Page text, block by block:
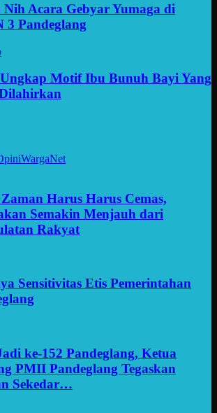
Nih Acara Gebyar Yumaga di
3 Pandeglang
Motif Ibu Bunuh Bayi Yang
WargaNet
Harus Harus Cemas,
Semakin Menjauh dari
Rakyat
Sensitivitas Etis Pemerintahan
ke-152 Pandeglang, Ketua
PMII Pandeglang Tegaskan
Sekedar…